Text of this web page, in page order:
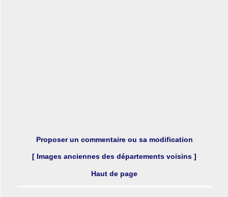
Proposer un commentaire ou sa modification
[ Images anciennes des départements voisins ]
Haut de page